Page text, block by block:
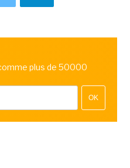
plus de 50000
OK